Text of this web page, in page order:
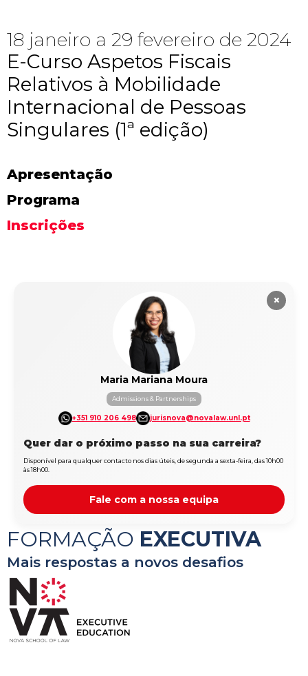
18 janeiro a 29 fevereiro de 2024
E-Curso Aspetos Fiscais
Relativos à Mobilidade
Internacional de Pessoas
Singulares (1ª edição)
Apresentação
Programa
Inscrições
×
Maria Mariana Moura
Admissions & Partnerships
+351 910 206 498 jurisnova@novalaw.unl.pt
Quer dar o próximo passo na sua carreira?
Disponível para qualquer contacto nos dias úteis, de segunda a sexta-feira, das 10h00
às 18h00.
Fale com a nossa equipa
FORMAÇÃO EXECUTIVA
Mais respostas a novos desafios